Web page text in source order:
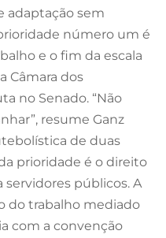
adaptação sem
número um é
e o fim da escala
Câmara dos
no Senado. “Não
resume Ganz
de duas
prioridade é o direito
servidores públicos. A
do trabalho mediado
com a convenção